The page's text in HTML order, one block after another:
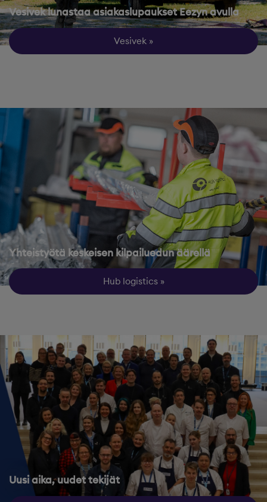
Vesivek lunastaa asiakaslupaukset Eezyn avulla
Vesivek
Yhteistyötä keskeisen kilpailuedun äärellä
Hub logistics
Uusi aika, uudet tekijät